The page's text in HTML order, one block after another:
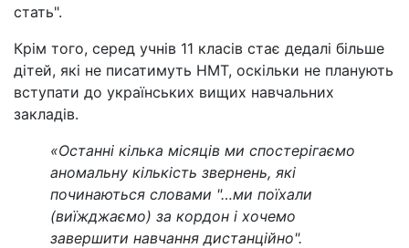
стать".
Крім того, серед учнів 11 класів стає дедалі більше
дітей, які не писатимуть НМТ, оскільки не планують
вступати до українських вищих навчальних
закладів.
«Останні кілька місяців ми спостерігаємо
аномальну кількість звернень, які
починаються словами "…ми поїхали
(виїжджаємо) за кордон і хочемо
завершити навчання дистанційно".